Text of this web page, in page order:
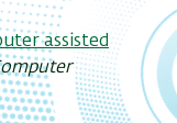
assisted